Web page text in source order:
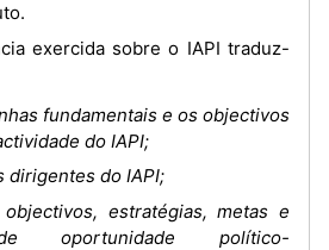
fundamentais e os objectivos
do IAPI;
dirigentes do IAPI;
estratégias, metas e
oportunidade político-